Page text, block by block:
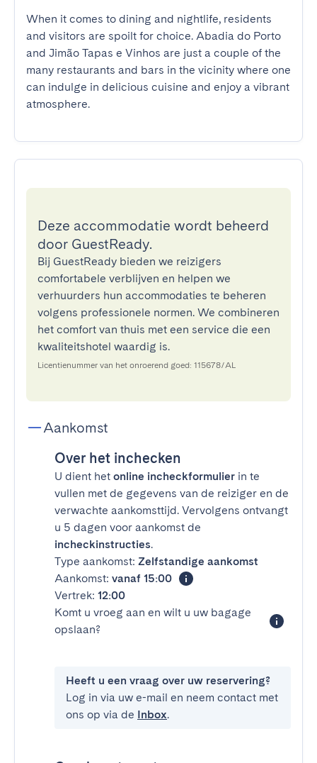
When it comes to dining and nightlife, residents
and visitors are spoilt for choice. Abadia do Porto
and Jimão Tapas e Vinhos are just a couple of the
many restaurants and bars in the vicinity where one
can indulge in delicious cuisine and enjoy a vibrant
atmosphere.
Deze accommodatie wordt beheerd
door GuestReady.
Bij GuestReady bieden we reizigers
comfortabele verblijven en helpen we
verhuurders hun accommodaties te beheren
volgens professionele normen. We combineren
het comfort van thuis met een service die een
kwaliteitshotel waardig is.
Licentienummer van het onroerend goed: 115678/AL
Aankomst
Over het inchecken
U dient het online incheckformulier in te
vullen met de gegevens van de reiziger en de
verwachte aankomsttijd. Vervolgens ontvangt
u 5 dagen voor aankomst de
incheckinstructies.
Type aankomst: Zelfstandige aankomst
Aankomst: vanaf 15:00
Vertrek: 12:00
Komt u vroeg aan en wilt u uw bagage
opslaan?
Heeft u een vraag over uw reservering?
Log in via uw e-mail en neem contact met
ons op via de Inbox.